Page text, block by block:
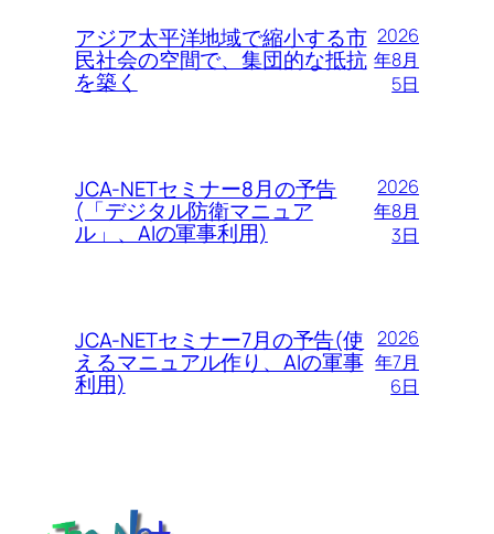
アジア太平洋地域で縮小する市
民社会の空間で、集団的な抵抗
を築く
2026
年8月
5日
JCA-NETセミナー8月の予告
(「デジタル防衛マニュア
ル」、AIの軍事利用)
2026
年8月
3日
JCA-NETセミナー7月の予告(使
えるマニュアル作り、AIの軍事
利用)
2026
年7月
6日